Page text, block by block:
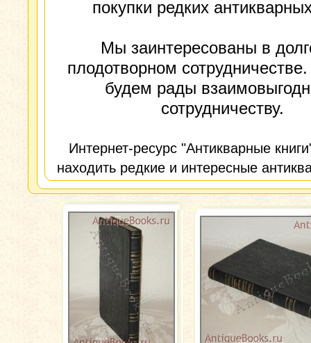
покупки редких
Мы заинтересованы в
плодотворном
будем рады
сотрудничеству.
Интернет-ресурс "Антикварные
находить редкие и интересные